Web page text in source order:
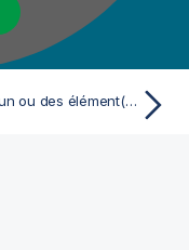
Retirer un ou des élément(s) du référentiel du serveur MDM